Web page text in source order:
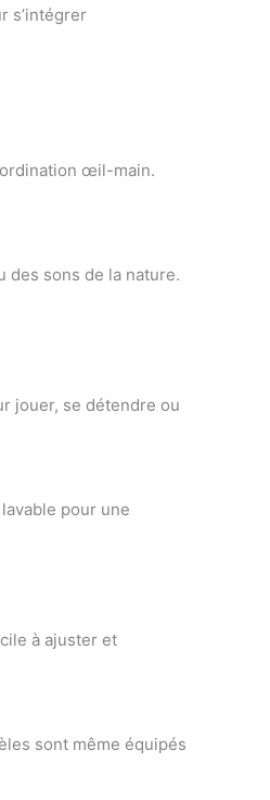
s’intégrer
œil-main.
des sons de la nature.
jouer, se détendre ou
pour une
à ajuster et
sont même équipés